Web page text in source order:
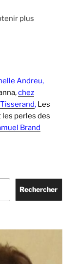
plus
Andreu,
chez
, Les
les perles des
Brand
Rechercher